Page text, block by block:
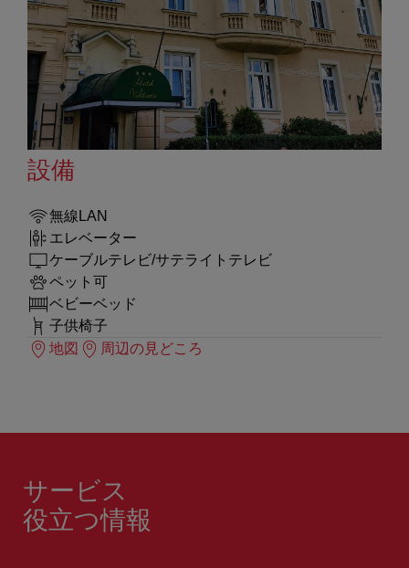
設備
無線LAN
エレベーター
ケーブルテレビ/サテライトテレビ
ペット可
ベビーベッド
子供椅子
地図
周辺の見どころ
サービス
役立つ情報